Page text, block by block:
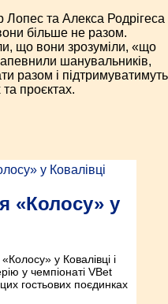
Лопес та Алекса Родрігеса
більше не разом.
що вони зрозуміли, «що
шанувальників,
разом і підтримуватимуть
проєктах.
«Колосу» у
у Ковалівці і
у чемпіонаті VBet
гостьових поєдинках